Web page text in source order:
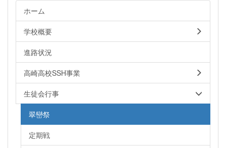
ホーム
学校概要
進路状況
高崎高校SSH事業
生徒会行事
翠巒祭
定期戦